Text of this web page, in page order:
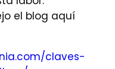
el blog aquí
claves-